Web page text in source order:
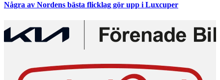
Några av Nordens bästa flicklag gör upp i Luxcuper